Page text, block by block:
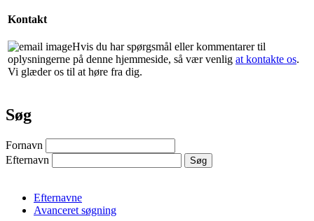
Kontakt
Hvis du har spørgsmål eller kommentarer til
oplysningerne på denne hjemmeside, så vær venlig at kontakte os.
Vi glæder os til at høre fra dig.
Søg
Fornavn
Efternavn
Efternavne
Avanceret søgning